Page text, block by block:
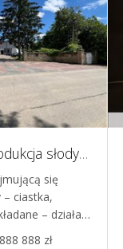
Na sprzedaż produkcja słodyczy, ciastek, wafli, pierników
się
– ciastka,
– działa…
888 zł